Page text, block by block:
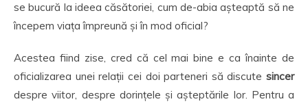
se bucură la ideea căsătoriei, cum de-abia așteaptă să ne
începem viața împreună și în mod oficial?
Acestea fiind zise, cred că cel mai bine e ca înainte de
oficializarea unei relații cei doi parteneri să discute sincer
despre viitor, despre dorințele și așteptările lor. Pentru a